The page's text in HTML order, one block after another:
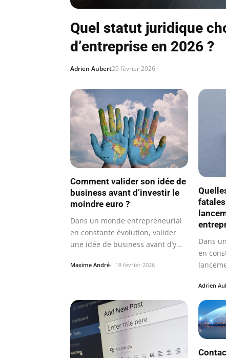
Quel statut juridique
d’entreprise en 2026 ?
Adrien Aubert20 février 2026
Comment valider son idée de
business avant d’investir le
moindre euro ?
Dans un monde entrepreneurial
en constante évolution, valider
une idée de business avant d’y…
Maxime André 18 février 2026
Dans
en
Adrien